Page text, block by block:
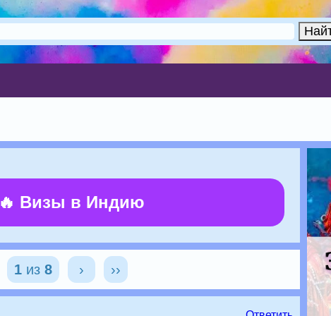
🔥 Визы в Индию
1из 8 › ››